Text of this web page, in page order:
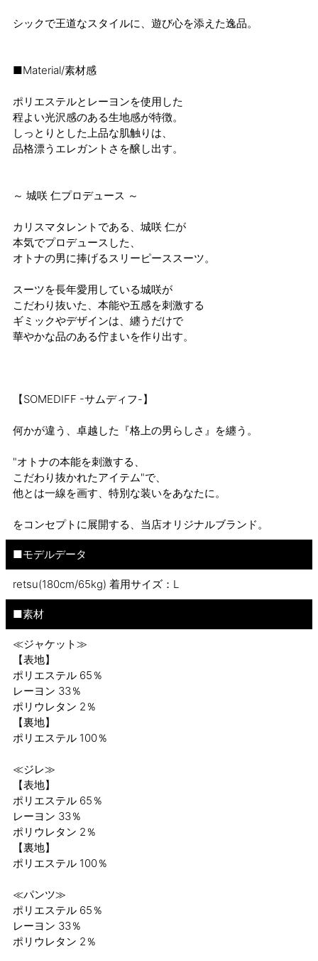
シックで王道なスタイルに、遊び心を添えた逸品。
■Material/素材感
ポリエステルとレーヨンを使用した
程よい光沢感のある生地感が特徴。
しっとりとした上品な肌触りは、
品格漂うエレガントさを醸し出す。
～ 城咲 仁プロデュース ～
カリスマタレントである、城咲 仁が
本気でプロデュースした、
オトナの男に捧げるスリーピーススーツ。
スーツを長年愛用している城咲が
こだわり抜いた、本能や五感を刺激する
ギミックやデザインは、纏うだけで
華やかな品のある佇まいを作り出す。
【SOMEDIFF -サムディフ-】
何かが違う、卓越した『格上の男らしさ』を纏う。
"オトナの本能を刺激する、
こだわり抜かれたアイテム"で、
他とは一線を画す、特別な装いをあなたに。
をコンセプトに展開する、当店オリジナルブランド。
■モデルデータ
retsu(180cm/65kg) 着用サイズ：L
■素材
≪ジャケット≫
【表地】
ポリエステル 65％
レーヨン 33％
ポリウレタン 2％
【裏地】
ポリエステル 100％
≪ジレ≫
【表地】
ポリエステル 65％
レーヨン 33％
ポリウレタン 2％
【裏地】
ポリエステル 100％
≪パンツ≫
ポリエステル 65％
レーヨン 33％
ポリウレタン 2％